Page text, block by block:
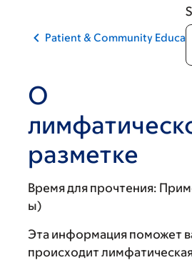
Patient & Community
О
разметке
Время для прочтения:
ы)
Эта информация поможет
происходит